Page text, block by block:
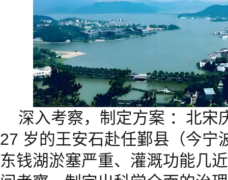
深入考察，制定方案 ：北宋
27 岁的王安石赴任鄞县（今宁
东钱湖淤塞严重、灌溉功能几